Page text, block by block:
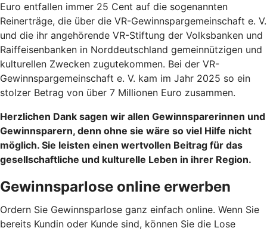
Euro entfallen immer 25 Cent auf die sogenannten
Reinerträge, die über die VR-Gewinnspargemeinschaft e. V.
und die ihr angehörende VR-Stiftung der Volksbanken und
Raiffeisenbanken in Norddeutschland gemeinnützigen und
kulturellen Zwecken zugutekommen. Bei der VR-
Gewinnspargemeinschaft e. V. kam im Jahr 2025 so ein
stolzer Betrag von über 7 Millionen Euro zusammen.
Herzlichen Dank sagen wir allen Gewinnsparerinnen und
Gewinnsparern, denn ohne sie wäre so viel Hilfe nicht
möglich. Sie leisten einen wertvollen Beitrag für das
gesellschaftliche und kulturelle Leben in ihrer Region.
Gewinnsparlose online erwerben
Ordern Sie Gewinnsparlose ganz einfach online. Wenn Sie
bereits Kundin oder Kunde sind, können Sie die Lose